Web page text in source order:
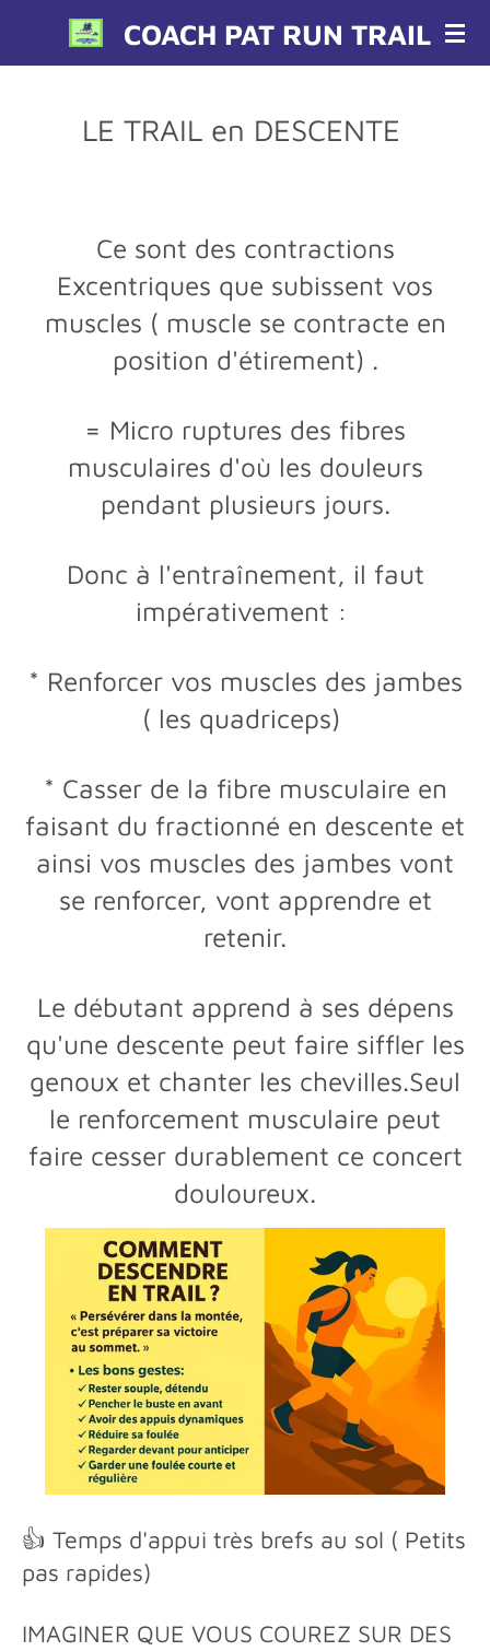
COACH PAT RUN TRAIL
LE TRAIL en DESCENTE
Ce sont des contractions
Excentriques que subissent vos
muscles ( muscle se contracte en
position d'étirement) .
= Micro ruptures des fibres
musculaires d'où les douleurs
pendant plusieurs jours.
Donc à l'entraînement, il faut
impérativement :
* Renforcer vos muscles des jambes
( les quadriceps)
* Casser de la fibre musculaire en
faisant du fractionné en descente et
ainsi vos muscles des jambes vont
se renforcer, vont apprendre et
retenir.
Le débutant apprend à ses dépens
qu'une descente peut faire siffler les
genoux et chanter les chevilles.Seul
le renforcement musculaire peut
faire cesser durablement ce concert
douloureux.
👍 Temps d'appui très brefs au sol ( Petits
pas rapides)
IMAGINER QUE VOUS COUREZ SUR DES